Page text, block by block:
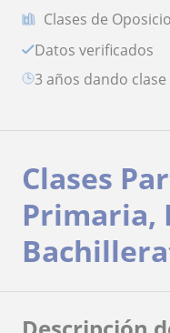
Clases de
Datos verificados
3 años dando clase
Clases
Primaria,